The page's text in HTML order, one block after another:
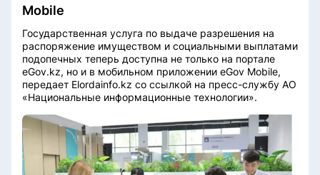
Mobile
Государственная услуга по выдаче разрешения на
распоряжение имуществом и социальными выплатами
подопечных теперь доступна не только на портале
eGov.kz, но и в мобильном приложении eGov Mobile,
передает Elordainfo.kz со ссылкой на пресс-службу АО
«Национальные информационные технологии».